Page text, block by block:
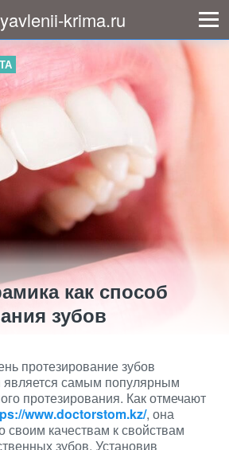
krima.ru
как способ
зубов
протезирование зубов
является самым популярным
протезирования. Как отмечают
www.doctorstom.kz/, она
своим качествам к свойствам
зубов. Установив